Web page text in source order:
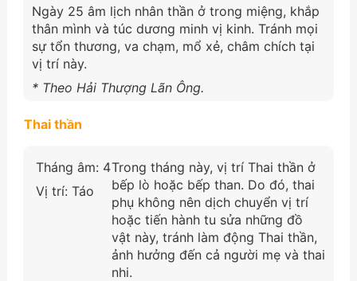
Ngày 25 âm lịch nhân thần ở trong miệng, khắp
thân mình và túc dương minh vị kinh. Tránh mọi
sự tổn thương, va chạm, mổ xẻ, châm chích tại
vị trí này.
* Theo Hải Thượng Lãn Ông.
Thai thần
Tháng âm: 4
Vị trí: Táo
Trong tháng này, vị trí Thai thần ở
bếp lò hoặc bếp than. Do đó, thai
phụ không nên dịch chuyển vị trí
hoặc tiến hành tu sửa những đồ
vật này, tránh làm động Thai thần,
ảnh hưởng đến cả người mẹ và thai
nhi.